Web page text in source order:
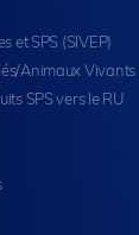
et SPS (SIVEP)
Animaux Vivants
SPS vers le RU